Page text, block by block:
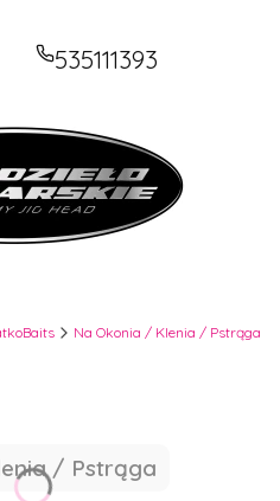
wyszukiwarkę
535111393
Na Okonia / Klenia / Pstrąga
/ Pstrąga